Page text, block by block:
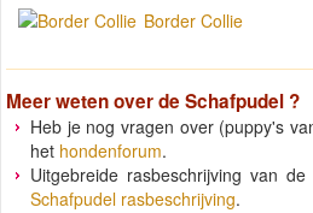
Border Collie
Meer weten over de Schafpudel ?
Heb je nog vragen over (puppy's
het hondenforum.
Uitgebreide rasbeschrijving van
Schafpudel rasbeschrijving.